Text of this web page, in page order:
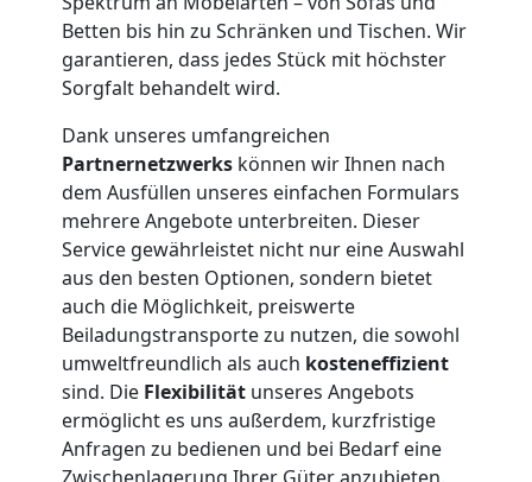
Betten bis hin zu Schränken und Tischen. Wir
garantieren, dass jedes Stück mit höchster
Sorgfalt behandelt wird.
Dank unseres umfangreichen
Partnernetzwerks können wir Ihnen nach
dem Ausfüllen unseres einfachen Formulars
mehrere Angebote unterbreiten. Dieser
Service gewährleistet nicht nur eine Auswahl
aus den besten Optionen, sondern bietet
auch die Möglichkeit, preiswerte
Beiladungstransporte zu nutzen, die sowohl
umweltfreundlich als auch kosteneffizient
sind. Die Flexibilität unseres Angebots
ermöglicht es uns außerdem, kurzfristige
Anfragen zu bedienen und bei Bedarf eine
Zwischenlagerung Ihrer Güter anzubieten.
Möbelmontage
Feldkirch
Möbeltransport
Feldkirch
Beiladung
Feldkirch
Mini